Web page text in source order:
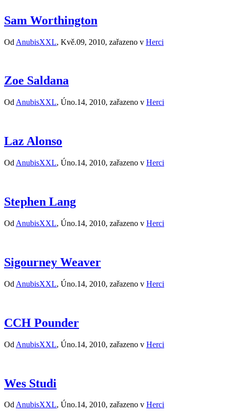
Sam Worthington
Od AnubisXXL, Kvě.09, 2010, zařazeno v Herci
Zoe Saldana
Od AnubisXXL, Úno.14, 2010, zařazeno v Herci
Laz Alonso
Od AnubisXXL, Úno.14, 2010, zařazeno v Herci
Stephen Lang
Od AnubisXXL, Úno.14, 2010, zařazeno v Herci
Sigourney Weaver
Od AnubisXXL, Úno.14, 2010, zařazeno v Herci
CCH Pounder
Od AnubisXXL, Úno.14, 2010, zařazeno v Herci
Wes Studi
OdAnubisXXL, Úno.14, 2010, zařazeno v Herci